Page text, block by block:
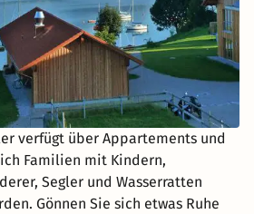
verfügt über Appartements und
Familien mit Kindern,
Segler und Wasserratten
Gönnen Sie sich etwas Ruhe